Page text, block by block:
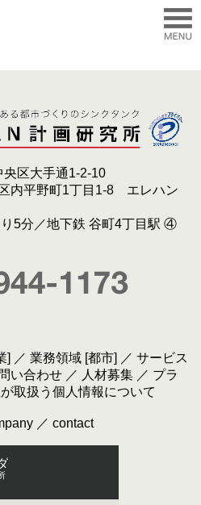
区大手通1-2-10
内平野町1丁目1-8 エレハン
5分／地下鉄 谷町4丁目駅 ④
] ／ 業務領域 [都市] ／ サービス
い合わせ ／ 人材募集 ／ プラ
取扱う個人情報について
／ contact